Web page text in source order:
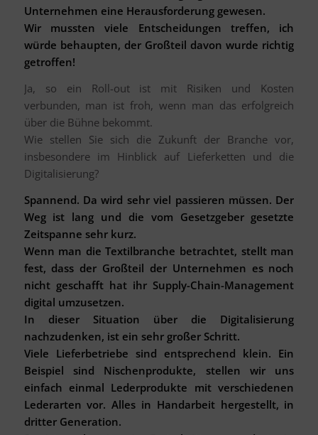
Unternehmen eine Herausforderung gewesen.
Wir mussten viele Entscheidungen treffen, ich
würde behaupten, der Großteil davon wurde richtig
getroffen!
Ja, so ein Roll-out ist mit Risiken und Kosten
verbunden, man ist froh, wenn man das erfolgreich
über die Bühne bekommt.
Wie stellen Sie sich die Zukunft der Branche vor,
insbesondere im Hinblick auf Lieferketten und die
Digitalisierung?
Spannend. Da wird sehr viel passieren müssen. Der
Weg ist lang und die vom Gesetzgeber gesetzte
Zeitspanne sehr kurz.
Wenn man die Textilbranche betrachtet, stellt man
fest, dass der Großteil der Unternehmen es noch
nicht geschafft hat ihr Supply-Chain-Management
digital umzusetzen.
In dieser Situation über die Digitalisierung
nachzudenken, ist ein sehr großer Schritt.
Viele Lieferbetriebe sind entsprechend klein. Ein
Beispiel sind Nischenprodukte, stellen wir uns
einfach einmal Lederprodukte mit verschiedenen
Lederarten vor. Alles in Handarbeit hergestellt, in
dritter Generation.